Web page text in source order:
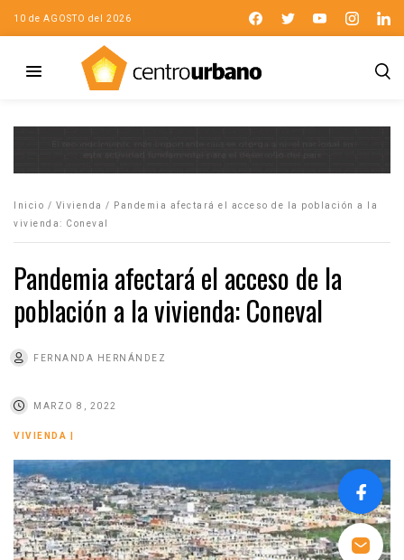
10 de AGOSTO del 2026
Inicio / Vivienda /
Pandemia afectará el acceso de la población a la
vivienda: Coneval
Pandemia afectará el acceso de la
población a la vivienda: Coneval
FERNANDA HERNÁNDEZ
MARZO 8, 2022
VIVIENDA